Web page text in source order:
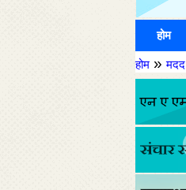
होम
होम»मदद